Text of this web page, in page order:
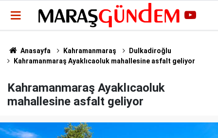
Anasayfa Kahramanmaraş
Dulkadiroğlu
Kahramanmaraş Ayaklıcaoluk mahallesine asfalt geliyor
Kahramanmaraş Ayaklıcaoluk
mahallesine asfalt geliyor